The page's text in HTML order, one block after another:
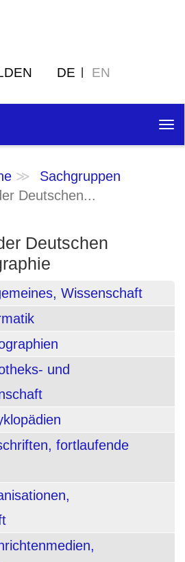
DE EN
Sachgruppen
Deutschen...
Deutschen
Wissenschaft
und
fortlaufende